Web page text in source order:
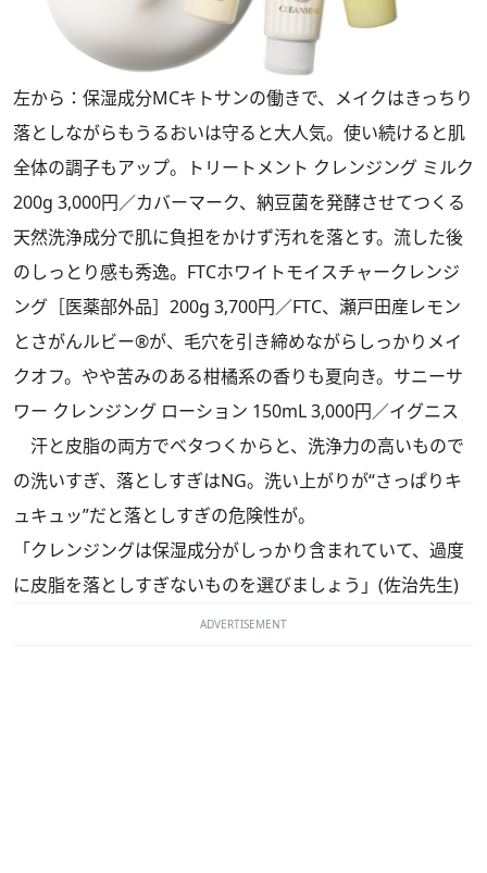
左から：保湿成分MCキトサンの働きで、メイクはきっちり
落としながらもうるおいは守ると大人気。使い続けると肌
全体の調子もアップ。トリートメント クレンジング ミルク
200g 3,000円／カバーマーク、納豆菌を発酵させてつくる
天然洗浄成分で肌に負担をかけず汚れを落とす。流した後
のしっとり感も秀逸。FTCホワイトモイスチャークレンジ
ング［医薬部外品］200g 3,700円／FTC、瀬戸田産レモン
とさがんルビー®が、毛穴を引き締めながらしっかりメイ
クオフ。やや苦みのある柑橘系の香りも夏向き。サニーサ
ワー クレンジング ローション 150mL 3,000円／イグニス
汗と皮脂の両方でベタつくからと、洗浄力の高いもので
の洗いすぎ、落としすぎはNG。洗い上がりが“さっぱりキ
ュキュッ”だと落としすぎの危険性が。
「クレンジングは保湿成分がしっかり含まれていて、過度
に皮脂を落としすぎないものを選びましょう」(佐治先生)
ADVERTISEMENT